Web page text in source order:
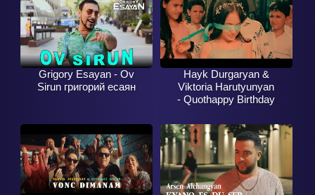
Grigory Esayan - Ov
Sirun григорий есаян
Hayk Durgaryan &
Viktoria Harutyunyan
- Quothappy Birthday
Soon